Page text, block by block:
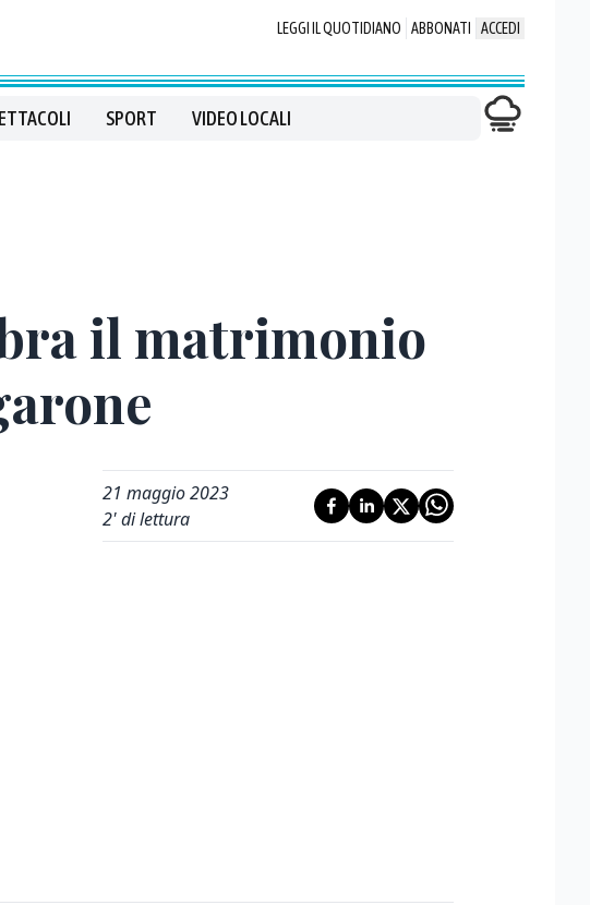
LEGGI IL QUOTIDIANO ABBONATI ACCEDI
SPORT VIDEO LOCALI
il matrimonio
21 maggio 2023
2' di lettura